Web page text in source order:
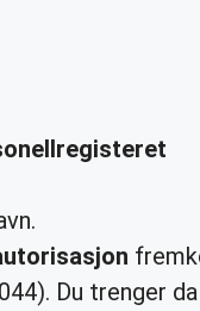
Du trenger